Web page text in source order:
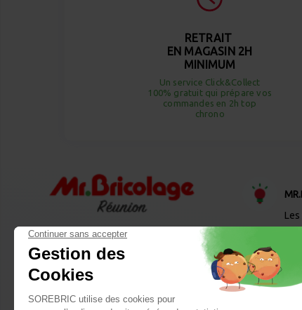
RETRAIT
EN MAGASIN 2H
MINIMUM
Un service Click&Collect
100% gratuit qui prépare vos
commandes en 2h top
chrono